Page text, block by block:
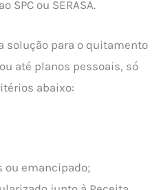
SPC ou SERASA.
solução para o quitamento
até planos pessoais, só
abaixo:
ou emancipado;